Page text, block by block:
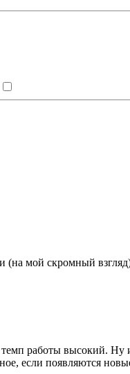
(на мой скромный
работы высокий. Ну
если появляются